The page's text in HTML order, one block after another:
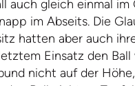
auch gleich einmal
im Abseits. Die
hatten aber auch
Einsatz den
nicht auf der